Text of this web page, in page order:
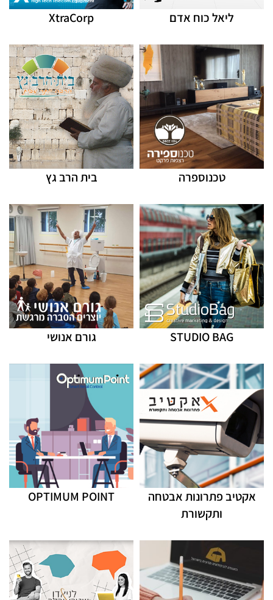
ליאל כוח אדם XtraCorp
טכנוספרה בית הרב גץ
STUDIO BAG גורם אנושי
אקטיב פתרונות אבטחה
ותקשורת
OPTIMUM POINT